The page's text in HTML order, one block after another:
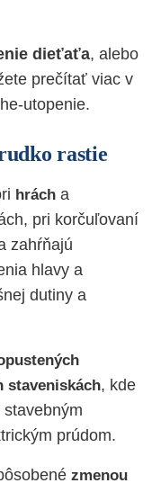
dieťaťa, alebo
prečítať viac v
utopenie.
rastie
hrách a
pri korčuľovaní
zahŕňajú
hlavy a
dutiny a
staveniskách, kde
prúdom.
zmenou